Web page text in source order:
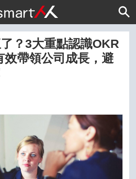
？3大重點認識OKR
效帶領公司成長，避